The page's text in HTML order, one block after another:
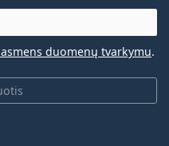
duomenų tvarkymu.